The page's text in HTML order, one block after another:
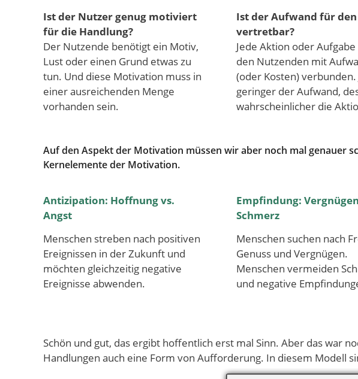
Ist der Nutzer genug motiviert
für die Handlung?
Der Nutzende benötigt ein Motiv,
Lust oder einen Grund etwas zu
tun. Und diese Motivation muss in
einer ausreichenden Menge
vorhanden sein.
Ist der Aufwand für
vertretbar?
Jede Aktion oder
den Nutzenden mit
(oder Kosten) verbunden.
geringer der Aufwand,
wahrscheinlicher die
Auf den Aspekt der Motivation müssen wir aber noch mal genauer
Kernelemente der Motivation.
Antizipation: Hoffnung vs.
Angst
Menschen streben nach positiven
Ereignissen in der Zukunft und
möchten gleichzeitig negative
Ereignisse abwenden.
Empfindung:
Schmerz
Menschen suchen nach
Genuss und Vergnügen.
Menschen vermeiden
und negative
Schön und gut, das ergibt hoffentlich erst mal Sinn. Aber das war
Handlungen auch eine Form von Aufforderung. In diesem Modell